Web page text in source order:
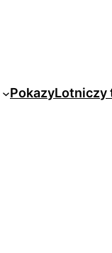
PokazyLotniczy